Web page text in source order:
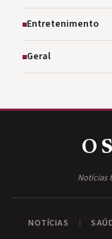
Entretenimento
Geral
O
Notícias
NOTÍCIAS